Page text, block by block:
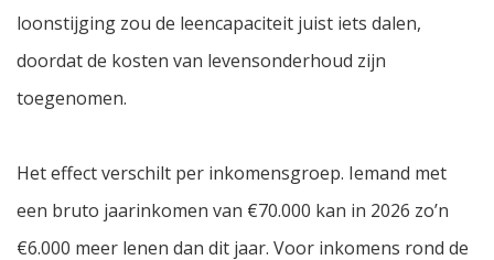
loonstijging zou de leencapaciteit juist iets dalen,
doordat de kosten van levensonderhoud zijn
toegenomen.
Het effect verschilt per inkomensgroep. Iemand met
een bruto jaarinkomen van €70.000 kan in 2026 zo’n
€6.000 meer lenen dan dit jaar. Voor inkomens rond de